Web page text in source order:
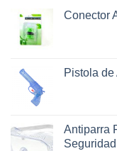
Conector
Pistola
Antiparra
Seguridad